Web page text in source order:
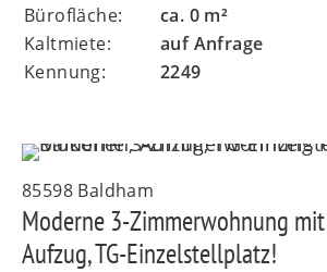
Bürofläche:
ca. 0 m²
Kaltmiete:
auf Anfrage
Kennung:
2249
85598 Baldham
Moderne 3-Zimmerwohnung
Aufzug, TG-Einzelstellplatz!